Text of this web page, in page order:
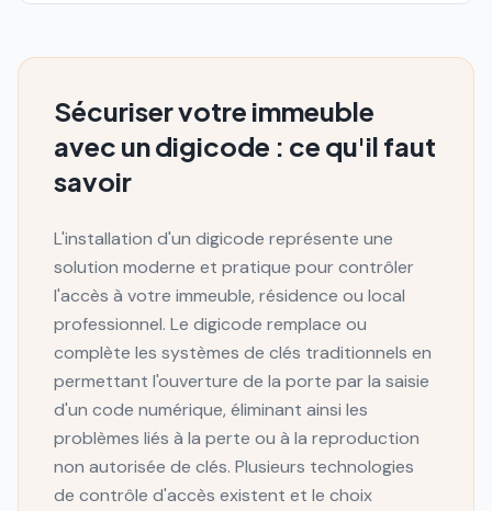
Sécuriser votre immeuble
avec un digicode : ce qu'il faut
savoir
L'installation d'un digicode représente une
solution moderne et pratique pour contrôler
l'accès à votre immeuble, résidence ou local
professionnel. Le digicode remplace ou
complète les systèmes de clés traditionnels en
permettant l'ouverture de la porte par la saisie
d'un code numérique, éliminant ainsi les
problèmes liés à la perte ou à la reproduction
non autorisée de clés. Plusieurs technologies
de contrôle d'accès existent et le choix